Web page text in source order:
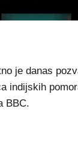
je danas
indijskih
BBC.